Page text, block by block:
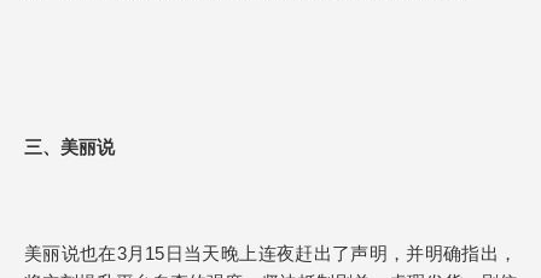
三、美丽说
美丽说也在3月15日当天晚上连夜赶出了声明，并明确指出，